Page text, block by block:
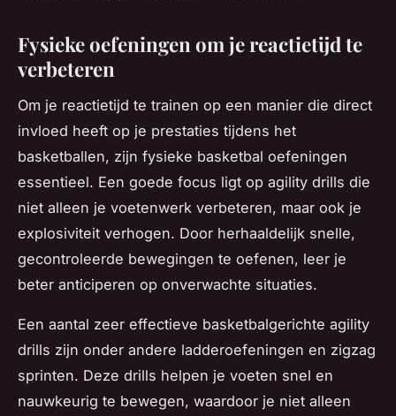
Fysieke oefeningen om je reactietijd te
verbeteren
Om je reactietijd te trainen op een manier die direct
invloed heeft op je prestaties tijdens het
basketballen, zijn fysieke basketbal oefeningen
essentieel. Een goede focus ligt op agility drills die
niet alleen je voetenwerk verbeteren, maar ook je
explosiviteit verhogen. Door herhaaldelijk snelle,
gecontroleerde bewegingen te oefenen, leer je
beter anticiperen op onverwachte situaties.
Een aantal zeer effectieve basketbalgerichte agility
drills zijn onder andere ladderoefeningen en zigzag
sprinten. Deze drills helpen je voeten snel en
nauwkeurig te bewegen, waardoor je niet alleen